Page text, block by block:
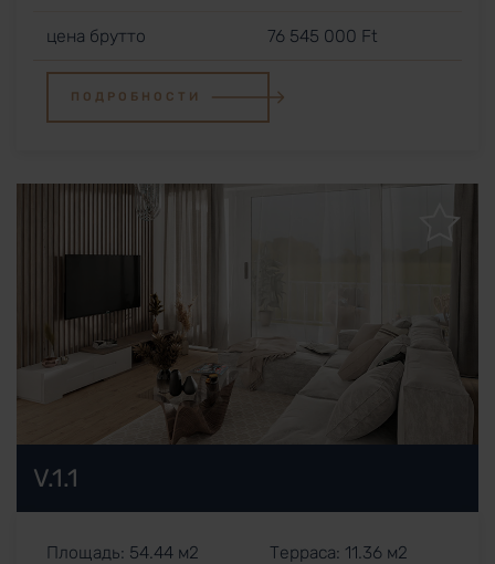
цена брутто 76 545 000 Ft
ПОДРОБНОСТИ
V.1.1
Площадь: 54.44 м2 Терраса: 11.36 м2